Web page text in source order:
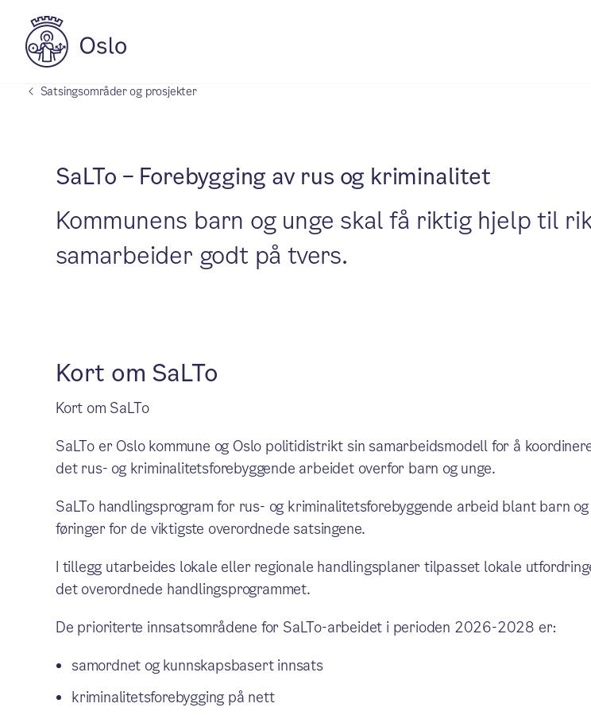
Satsingsområder og prosjekter
SaLTo – Forebygging av rus og kriminalitet
Kommunens barn og unge skal få riktig hjelp til
samarbeider godt på tvers.
Kort om SaLTo
Kort om SaLTo
SaLTo er Oslo kommune og Oslo politidistrikt sin samarbeidsmodell for å
det rus- og kriminalitetsforebyggende arbeidet overfor barn og unge.
SaLTo handlingsprogram for rus- og kriminalitetsforebyggende arbeid blant barn
føringer for de viktigste overordnede satsingene.
I tillegg utarbeides lokale eller regionale handlingsplaner tilpasset lokale
det overordnede handlingsprogrammet.
De prioriterte innsatsområdene for SaLTo-arbeidet i perioden 2026-2028 er:
samordnet og kunnskapsbasert innsats
kriminalitetsforebygging på nett